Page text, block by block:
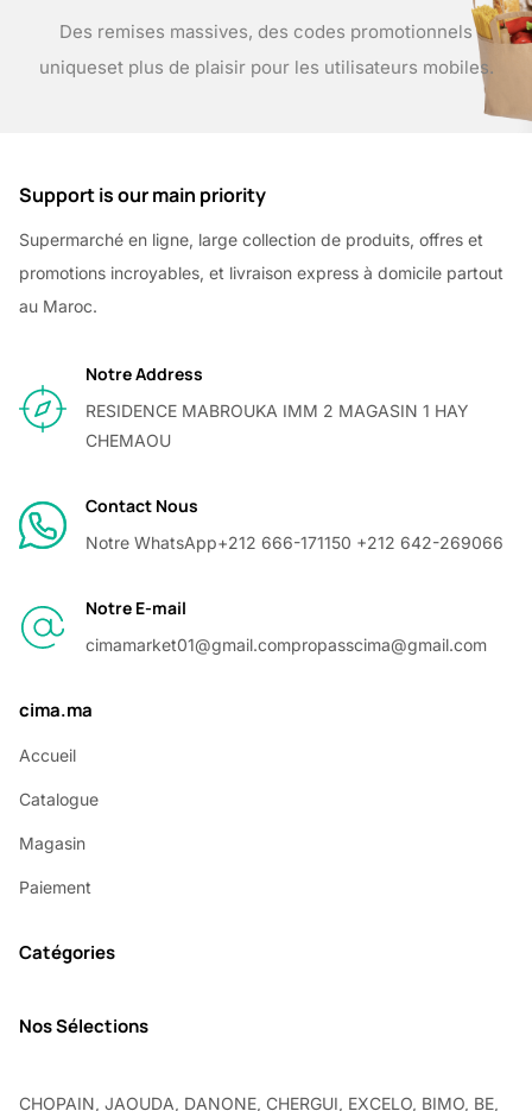
Des remises massives, des codes promotionnels
uniqueset plus de plaisir pour les utilisateurs mobiles.
Support is our main priority
Supermarché en ligne, large collection de produits, offres et
promotions incroyables, et livraison express à domicile partout
au Maroc.
Notre Address
RESIDENCE MABROUKA IMM 2 MAGASIN 1 HAY
CHEMAOU
Contact Nous
Notre WhatsApp+212 666-171150 +212 642-269066
Notre E-mail
cimamarket01@gmail.compropasscima@gmail.com
cima.ma
Accueil
Catalogue
Magasin
Paiement
Catégories
Nos Sélections
CHOPAIN, JAOUDA, DANONE, CHERGUI, EXCELO, BIMO, BE,